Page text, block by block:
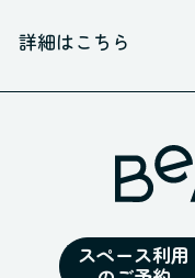
詳細はこちら
スペース利用